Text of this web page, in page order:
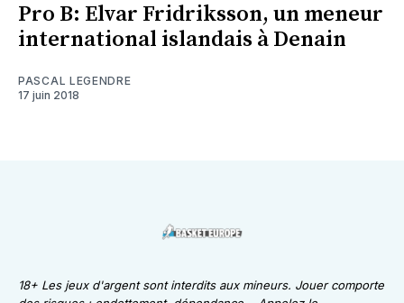
Pro B: Elvar Fridriksson, un meneur
international islandais à Denain
PASCAL LEGENDRE
17 juin 2018
18+ Les jeux d'argent sont interdits aux mineurs. Jouer comporte